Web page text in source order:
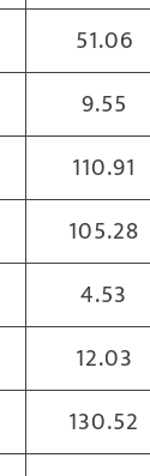
51.06
9.55
110.91
105.28
4.53
12.03
130.52